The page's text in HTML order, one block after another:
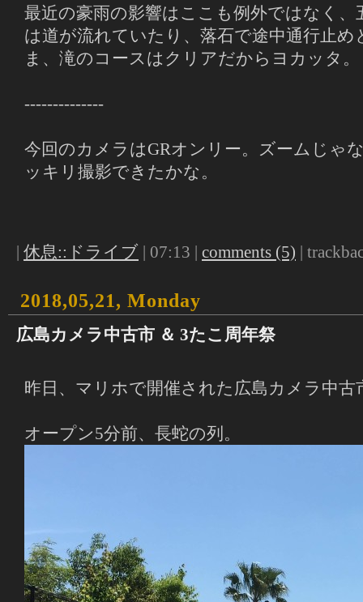
最近の豪雨の影響はここも例外ではなく、
は道が流れていたり、落石で途中通行止め
ま、滝のコースはクリアだからヨカッタ。
--------------
今回のカメラはGRオンリー。ズームじゃ
ッキリ撮影できたかな。
休息::ドライブ | 07:13 | comments (5) |
2018,05,21, Monday
広島カメラ中古市 ＆ 3たこ周年祭
昨日、マリホで開催された広島カメラ中
オープン5分前、長蛇の列。